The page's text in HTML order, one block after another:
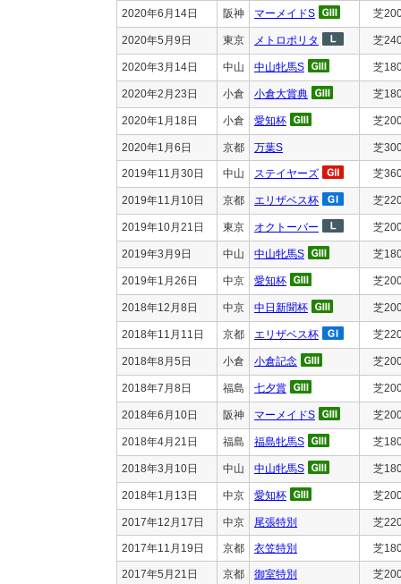
2020年6月14日 阪神 マーメイドS 芝
2020年5月9日 東京 メトロポリタ 芝
2020年3月14日 中山 中山牝馬S 芝
2020年2月23日 小倉 小倉大賞典 芝
2020年1月18日 小倉 愛知杯 芝
2020年1月6日 京都 万葉S 芝
2019年11月30日 中山 ステイヤーズ 芝
2019年11月10日 京都 エリザベス杯 芝
2019年10月21日 東京 オクトーバー 芝
2019年3月9日 中山 中山牝馬S 芝
2019年1月26日 中京 愛知杯 芝
2018年12月8日 中京 中日新聞杯 芝
2018年11月11日 京都 エリザベス杯 芝
2018年8月5日 小倉 小倉記念 芝
2018年7月8日 福島 七夕賞 芝
2018年6月10日 阪神 マーメイドS 芝
2018年4月21日 福島 福島牝馬S 芝
2018年3月10日 中山 中山牝馬S 芝
2018年1月13日 中京 愛知杯 芝
2017年12月17日 中京 尾張特別 芝
2017年11月19日 京都 衣笠特別 芝
2017年5月21日 京都 御室特別 芝